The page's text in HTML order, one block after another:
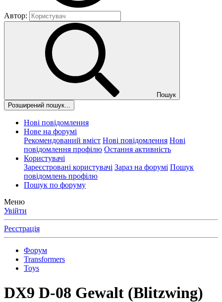
Автор:
Пошук
Розширений пошук...
Нові повідомлення
Нове на форумі
Рекомендований вміст Нові повідомлення Нові
повідомлення профілю Остання активність
Користувачі
Зареєстровані користувачі Зараз на форумі Пошук
повідомлень профілю
Пошук по форуму
Меню
Увійти
Реєстрація
Форум
Transformers
Toys
DX9 D-08 Gewalt (Blitzwing)